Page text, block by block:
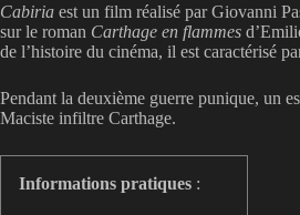
Cabiria est un film réalisé par Giovanni
sur le roman Carthage en flammes
de l’histoire du cinéma, il est caractérisé
Pendant la deuxième guerre punique, un
Maciste infiltre Carthage.
Informations pratiques :